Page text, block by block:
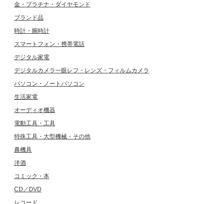
金・プラチナ・ダイヤモンド
ブランド品
時計・腕時計
スマートフォン・携帯電話
デジタル家電
デジタルカメラ一眼レフ・レンズ・フィルムカメラ
パソコン・ノートパソコン
生活家電
オーディオ機器
電動工具・工具
特殊工具・大型機械・その他
農機具
洋酒
コミック・本
CD／DVD
レコード